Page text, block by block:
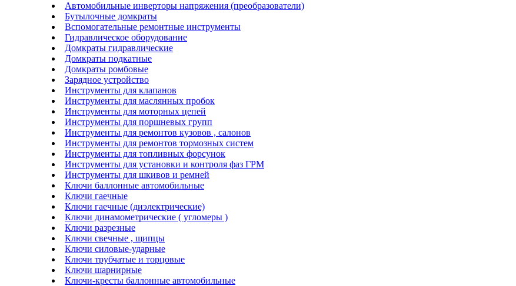
Автомобильные инверторы напряжения (преобразователи)
Бутылочные домкраты
Вспомогательные ремонтные инструменты
Гидравлическое оборудование
Домкраты гидравлические
Домкраты подкатные
Домкраты ромбовые
Зарядное устройство
Инструменты для клапанов
Инструменты для маслянных пробок
Инструменты для моторных цепей
Инструменты для поршневых групп
Инструменты для ремонтов кузовов , салонов
Инструменты для ремонтов тормозных систем
Инструменты для топливных форсунок
Инструменты для установки и контроля фаз ГРМ
Инструменты для шкивов и ремней
Ключи баллонные автомобильные
Ключи гаечные
Ключи гаечные (диэлектрические)
Ключи динамометрические ( угломеры )
Ключи разрезные
Ключи свечные , щипцы
Ключи силовые-ударные
Ключи трубчатые и торцовые
Ключи шарнирные
Ключи-кресты баллонные автомобильные